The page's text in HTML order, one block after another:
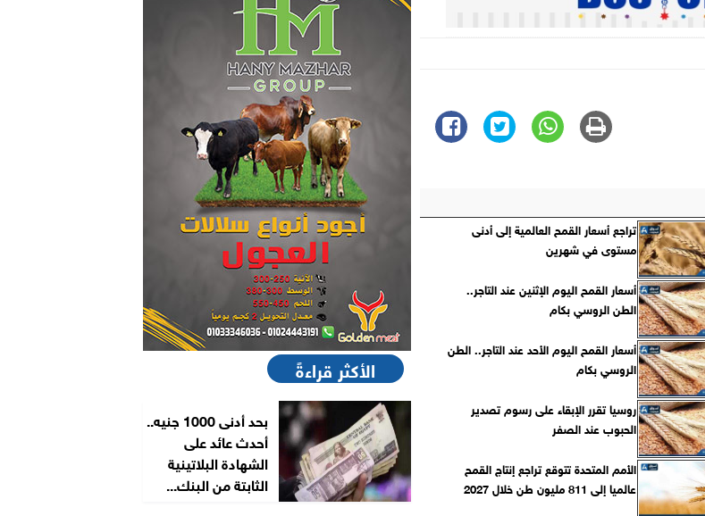
تراجع أسعار القمح العالمية إلى أدنى
مستوى في شهرين
أسعار القمح اليوم الإثنين عند التاجر..
الطن الروسي بكام
أسعار القمح اليوم الأحد عند التاجر.. الطن
الروسي بكام
روسيا تقرر الإبقاء على رسوم تصدير
الحبوب عند الصفر
الأمم المتحدة تتوقع تراجع إنتاج القمح
عالميا إلى 811 مليون طن خلال 2027
الأكثر قراءةً
بحد أدنى 1000 جنيه..
أحدث عائد على
الشهادة البلاتينية
الثابتة من البنك...